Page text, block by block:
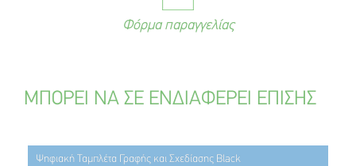
Φόρμα παραγγελίας
ΜΠΟΡΕΙ ΝΑ ΣΕ ΕΝΔΙΑΦΕΡΕΙ ΕΠΙΣΗΣ
Ψηφιακή Ταμπλέτα Γραφής και Σχεδίασης Black